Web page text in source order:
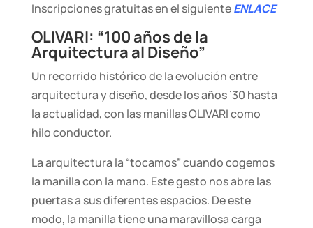
Inscripciones gratuitas en el siguienteENLACE
OLIVARI: “100 años de la
Arquitectura al Diseño”
Un recorrido histórico de la evolución entre
arquitectura y diseño, desde los años ’30 hasta
la actualidad, con las manillas OLIVARI como
hilo conductor.
La arquitectura la “tocamos” cuando cogemos
la manilla con la mano. Este gesto nos abre las
puertas a sus diferentes espacios. De este
modo, la manilla tiene una maravillosa carga